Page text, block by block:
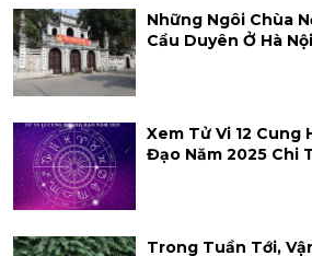
Những Ngôi Chùa
Cầu Duyên Ở Hà Nội
Xem Tử Vi 12 Cung
Đạo Năm 2025 Chi
Trong Tuần Tới,